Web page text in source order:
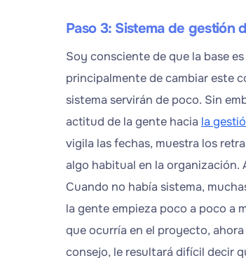
Paso 3: Sistema de gestión
Soy consciente de que la base
principalmente de cambiar este
sistema servirán de poco. Sin
actitud de la gente hacia la
vigila las fechas, muestra los
algo habitual en la organización.
Cuando no había sistema,
la gente empieza poco a poco a
que ocurría en el proyecto,
consejo, le resultará difícil decir